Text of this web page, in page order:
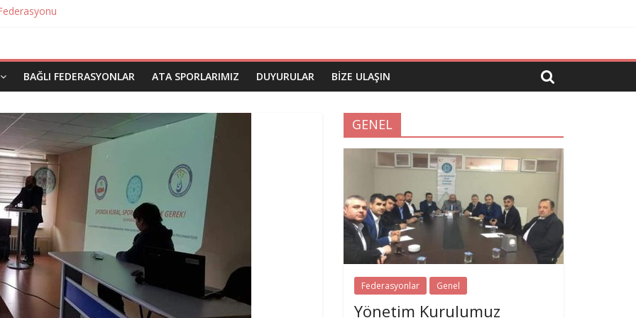
Federasyonu
BAĞLI FEDERASYONLAR ATA SPORLARIMIZ DUYURULAR BIZE ULAŞIN
GENEL
Federasyonlar Genel
Yönetim Kurulumuz